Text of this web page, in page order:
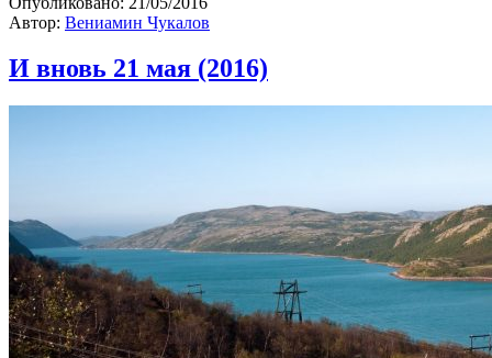
Автор: Вениамин Чукалов
И вновь 21 мая (2016)